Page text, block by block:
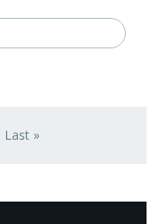
Last page
Last »